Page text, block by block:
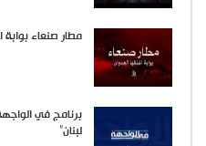
مطار صنعاء بوابة
برنامج في
لبنان”